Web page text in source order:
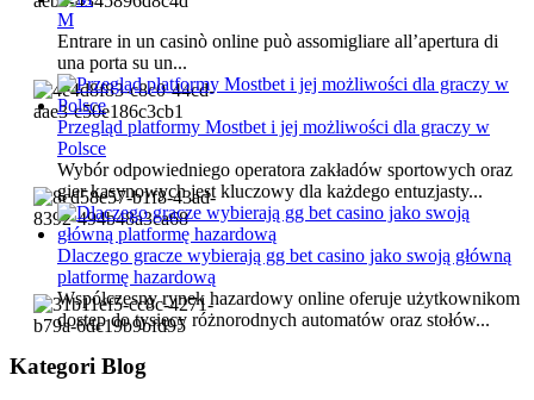
M
Entrare in un casinò online può assomigliare all’apertura di
una porta su un...
Przegląd platformy Mostbet i jej możliwości dla graczy w
Polsce
Wybór odpowiedniego operatora zakładów sportowych oraz
gier kasynowych jest kluczowy dla każdego entuzjasty...
Dlaczego gracze wybierają gg bet casino jako swoją główną
platformę hazardową
Współczesny rynek hazardowy online oferuje użytkownikom
dostęp do tysięcy różnorodnych automatów oraz stołów...
Kategori Blog